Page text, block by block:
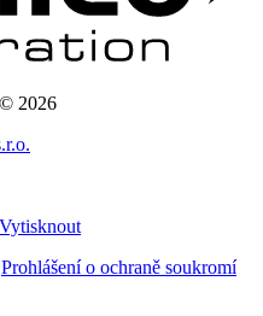
2026
Vytisknout
Prohlášení o ochraně soukromí